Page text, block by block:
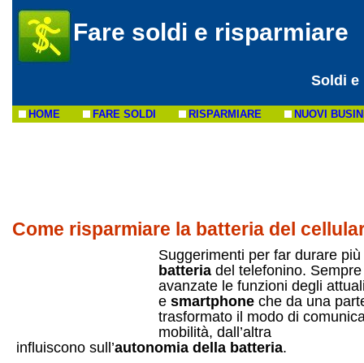
Fare soldi e risparmiare
Soldi e
HOME FARE SOLDI RISPARMIARE NUOVI
Come risparmiare la batteria del
Suggerimenti per far durare
batteria del telefonino.
avanzate le funzioni degli
e smartphone che da una
trasformato il modo di
mobilità, dall’altra
influiscono sull’autonomia della batteria.